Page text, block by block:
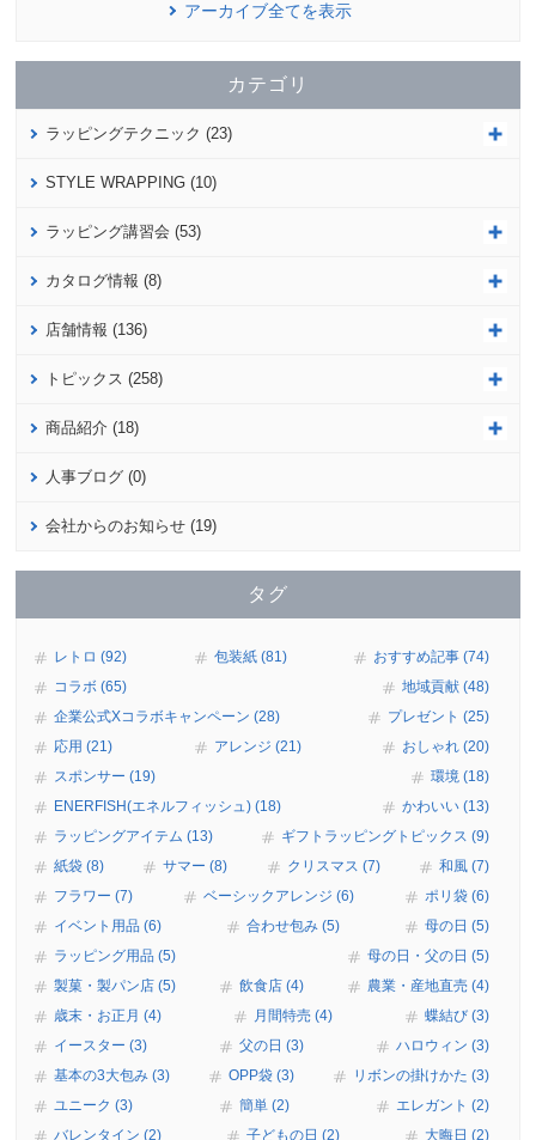
アーカイブ全てを表示
カテゴリ
ラッピングテクニック (23)
STYLE WRAPPING (10)
ラッピング講習会 (53)
カタログ情報 (8)
店舗情報 (136)
トピックス (258)
商品紹介 (18)
人事ブログ (0)
会社からのお知らせ (19)
タグ
レトロ (92) 包装紙 (81)
おすすめ記事 (74)
コラボ (65)
地域貢献 (48)
企業公式Xコラボキャンペーン (28)
プレゼント (25)
応用 (21)
アレンジ (21)
おしゃれ (20)
スポンサー (19)
環境 (18)
ENERFISH(エネルフィッシュ) (18)
かわいい (13)
ラッピングアイテム (13)
ギフトラッピングトピックス (9)
紙袋 (8)
サマー (8) クリスマス (7)
和風 (7)
フラワー (7)
ベーシックアレンジ (6)
ポリ袋 (6)
イベント用品 (6)
合わせ包み (5)
母の日 (5)
ラッピング用品 (5)
母の日・父の日 (5)
製菓・製パン店 (5)
飲食店 (4)
農業・産地直売 (4)
歳末・お正月 (4)
月間特売 (4)
蝶結び (3)
イースター (3)
父の日 (3)
ハロウィン (3)
基本の3大包み (3)
OPP袋 (3)
リボンの掛けかた (3)
ユニーク (3)
簡単 (2)
エレガント (2)
バレンタイン (2)
子どもの日 (2)
大晦日 (2)